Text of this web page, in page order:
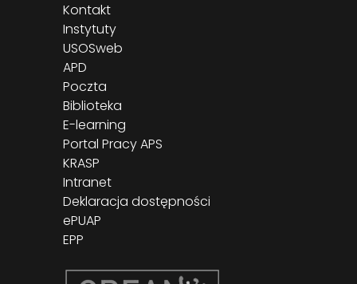
Kontakt
Instytuty
USOSweb
APD
Poczta
Biblioteka
E-learning
Portal Pracy APS
KRASP
Intranet
Deklaracja dostępności
ePUAP
EPP